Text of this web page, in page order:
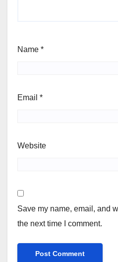
Name *
Email *
Website
Save my name, email, and
the next time I comment.